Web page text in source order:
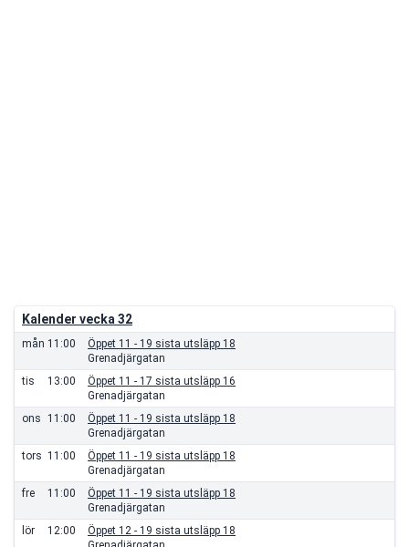
Kalender vecka 32
mån 11:00
Öppet 11 - 19 sista utsläpp 18
Grenadjärgatan
tis
13:00
Öppet 11 - 17 sista utsläpp 16
Grenadjärgatan
ons
11:00
Öppet 11 - 19 sista utsläpp 18
Grenadjärgatan
tors 11:00
Öppet 11 - 19 sista utsläpp 18
Grenadjärgatan
fre
11:00
Öppet 11 - 19 sista utsläpp 18
Grenadjärgatan
lör
12:00
Öppet 12 - 19 sista utsläpp 18